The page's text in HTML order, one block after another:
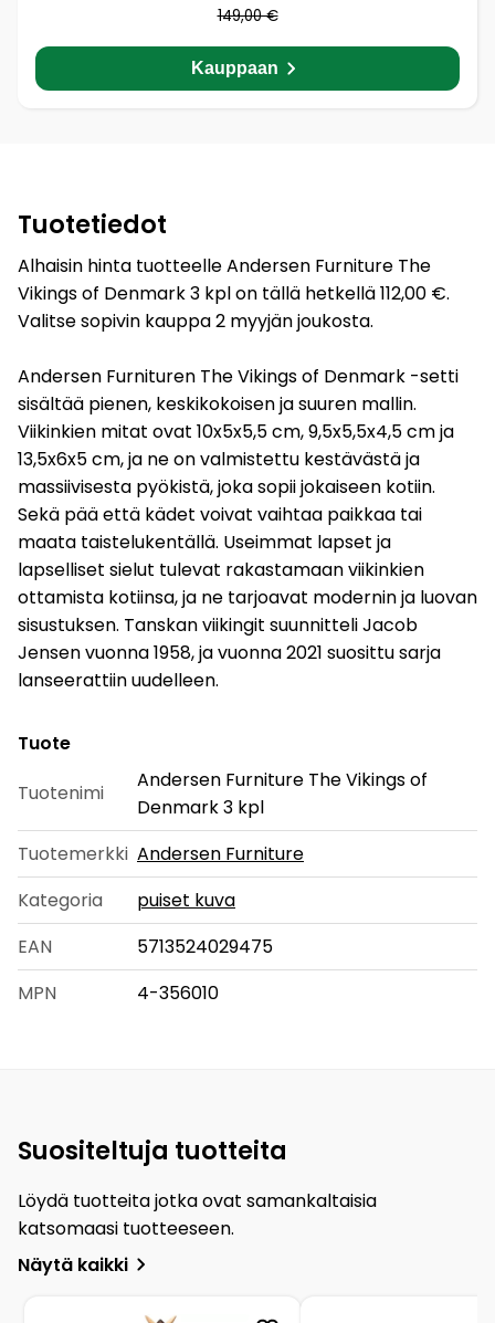
149,00 €
Kauppaan
Tuotetiedot
Alhaisin hinta tuotteelle Andersen Furniture The
Vikings of Denmark 3 kpl on tällä hetkellä 112,00 €.
Valitse sopivin kauppa 2 myyjän joukosta.
Andersen Furnituren The Vikings of Denmark -setti
sisältää pienen, keskikokoisen ja suuren mallin.
Viikinkien mitat ovat 10x5x5,5 cm, 9,5x5,5x4,5 cm ja
13,5x6x5 cm, ja ne on valmistettu kestävästä ja
massiivisesta pyökistä, joka sopii jokaiseen kotiin.
Sekä pää että kädet voivat vaihtaa paikkaa tai
maata taistelukentällä. Useimmat lapset ja
lapselliset sielut tulevat rakastamaan viikinkien
ottamista kotiinsa, ja ne tarjoavat modernin ja luovan
sisustuksen. Tanskan viikingit suunnitteli Jacob
Jensen vuonna 1958, ja vuonna 2021 suosittu sarja
lanseerattiin uudelleen.
Tuote
Tuotenimi
Andersen Furniture The Vikings of
Denmark 3 kpl
Tuotemerkki Andersen Furniture
Kategoria
puiset kuva
EAN
5713524029475
MPN
4-356010
Suositeltuja tuotteita
Löydä tuotteita jotka ovat samankaltaisia
katsomaasi tuotteeseen.
Näytä kaikki